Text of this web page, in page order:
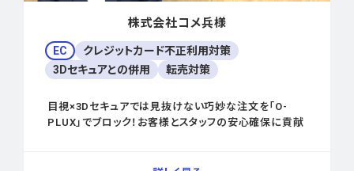
株式会社コメ兵様
EC
クレジットカード不正利用対策
3Dセキュアとの併用
転売対策
目視×3Dセキュアでは見抜けない巧妙な注文を「O-
PLUX」でブロック！お客様とスタッフの安心確保に貢献